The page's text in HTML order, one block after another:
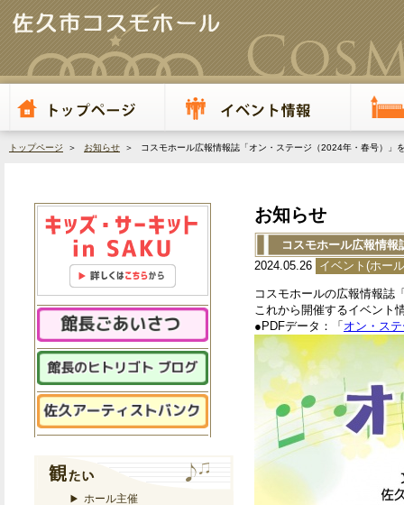
トップページ ＞ お知らせ ＞ コスモホール広報情報誌「オン・ステージ（2024年・春号）」
ホール主催
お知らせ
コスモホール広報情
2024.05.26 イベント(ホー
コスモホールの広報情報誌
これから開催するイベント
●PDFデータ：「 オン・ス